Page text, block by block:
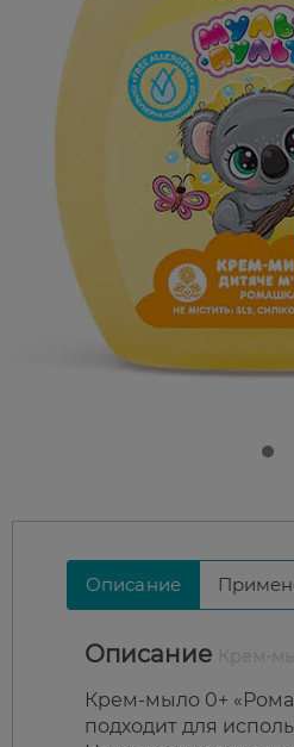
Описание
Описание
Крем-мыло 0+
подходит для